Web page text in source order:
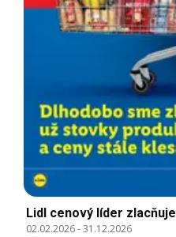
Lidl cenový líder zlacňuje
02.02.2026-31.12.2026